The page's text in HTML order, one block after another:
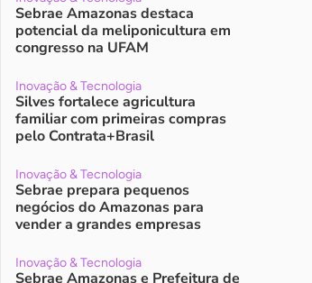
Sebrae Amazonas destaca
potencial da meliponicultura em
congresso na UFAM
Inovação & Tecnologia
Silves fortalece agricultura
familiar com primeiras compras
pelo Contrata+Brasil
Inovação & Tecnologia
Sebrae prepara pequenos
negócios do Amazonas para
vender a grandes empresas
Inovação & Tecnologia
Sebrae Amazonas e Prefeitura de